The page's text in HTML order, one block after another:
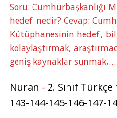
Soru: Cumhurbaşkanlığı
hedefi nedir? Cevap:
Kütüphanesinin hedefi,
kolaylaştırmak,
geniş kaynaklar sunmak,…
Nuran - 2. Sınıf
143-144-145-146-147-